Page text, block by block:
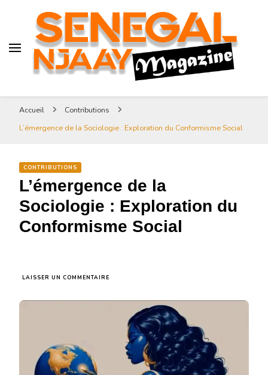
Senegal-njaay.com littérature
Africaine littérature sénégalaise
Art et Culture
Magazine Sénégal Njaay –
Senegal-njaay.com littérature
Africaine littérature
sénégalaise Art et Culture
revue littéraire africaine
Accueil
Contributions
L’émergence de la Sociologie : Exploration du Conformisme Social
CONTRIBUTIONS
L’émergence de la
Sociologie : Exploration du
Conformisme Social
LAISSER UN COMMENTAIRE
SOCIOLOGIE
EXPLORATION
CONFORMISME
SOCIAL